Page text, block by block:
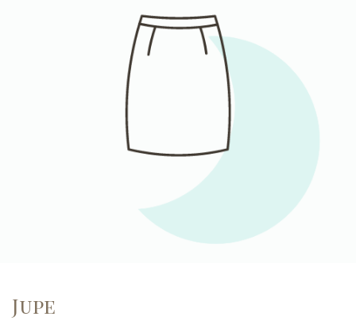
Jupe